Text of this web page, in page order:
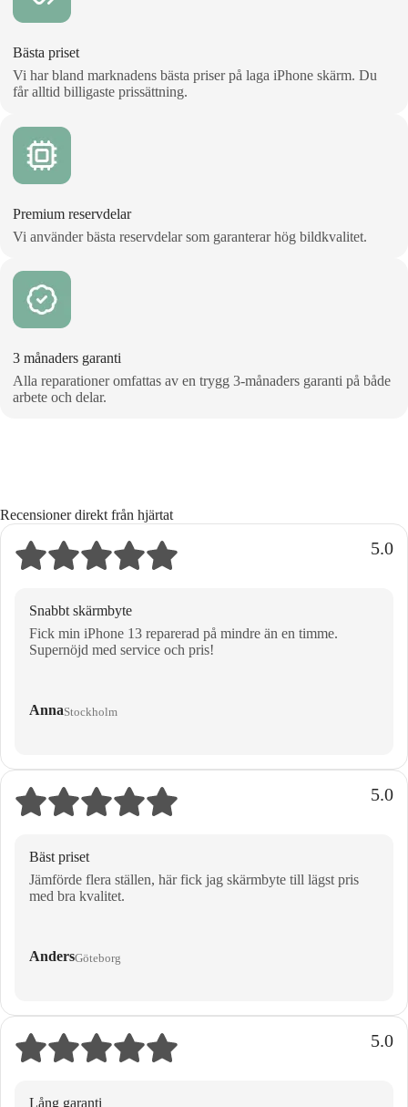
Bästa priset
Vi har bland marknadens bästa priser på laga iPhone skärm. Du
får alltid billigaste prissättning.
Premium reservdelar
Vi använder bästa reservdelar som garanterar hög bildkvalitet.
3 månaders garanti
Alla reparationer omfattas av en trygg 3‑månaders garanti på både
arbete och delar.
Recensioner direkt från hjärtat
5.0
Snabbt skärmbyte
Fick min iPhone 13 reparerad på mindre än en timme.
Supernöjd med service och pris!
AnnaStockholm
5.0
Bäst priset
Jämförde flera ställen, här fick jag skärmbyte till lägst pris
med bra kvalitet.
AndersGöteborg
5.0
Lång garanti